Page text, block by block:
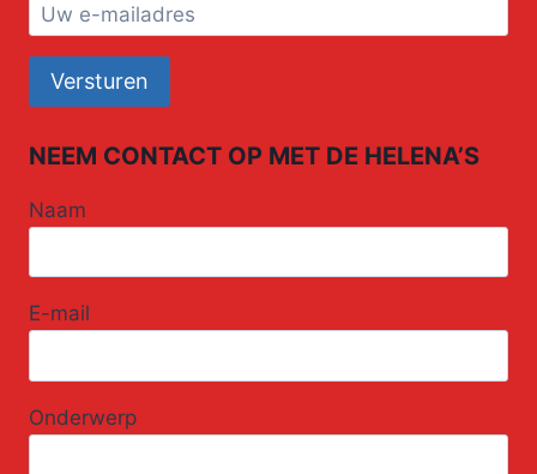
NEEM CONTACT OP MET DE HELENA’S
Naam
E-mail
Onderwerp